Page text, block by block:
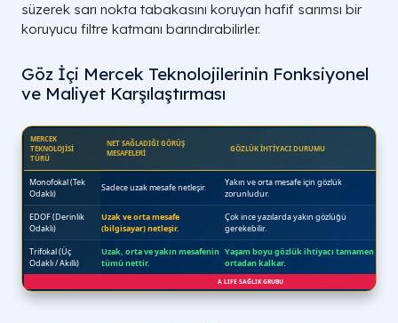
süzerek sarı nokta tabakasını koruyan hafif sarımsı bir
koruyucu filtre katmanı barındırabilirler.
Göz İçi Mercek Teknolojilerinin Fonksiyonel
ve Maliyet Karşılaştırması